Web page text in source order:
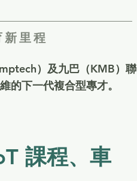
里程
）及九巴（KMB）聯
的下一代複合型專才。
課程、車